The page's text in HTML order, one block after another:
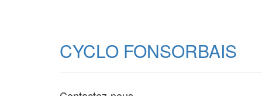
CYCLO FONSORBAIS